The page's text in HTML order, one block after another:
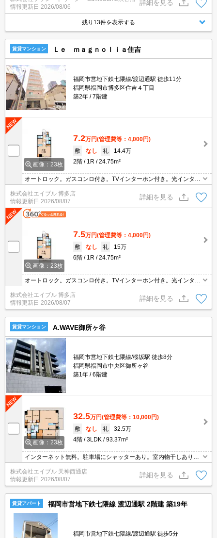
内設備は浴室乾燥機・洗面化粧台などが揃っているので、快適に過
ごしやすいお部屋になります。マンションタイプのお部屋です。
情報更新日 2026/08/06
詳細を見る
残り13件を表示する
賃貸マンション Ｌｅ ｍａｇｎｏｌｉａ住吉
福岡市営地下鉄七隈線/渡辺通駅 徒歩11分
福岡県福岡市博多区住吉４丁目
築2年
7階建
画像：23枚
7.2万円(管理費等：4,000円)
敷
なし 礼
14.4万
2階
1R 24.75m²
オートロック。ガスコンロ付き。TVインターホン付き。光インター
ネット無料使い放題。浴室乾燥機付。
株式会社エイブル 博多店
情報更新日 2026/08/07
詳細を見る
画像：23枚
7.5万円(管理費等：4,000円)
敷
なし 礼
15万
6階
1R 24.75m²
オートロック。ガスコンロ付き。TVインターホン付き。光インター
ネット無料使い放題。浴室乾燥機付。
株式会社エイブル 博多店
情報更新日 2026/08/07
詳細を見る
賃貸マンション A.WAVE御所ヶ谷
福岡市営地下鉄七隈線/桜坂駅 徒歩8分
福岡県福岡市中央区御所ヶ谷
築1年
6階建
画像：23枚
32.5万円(管理費等：10,000円)
敷
なし 礼
32.5万
4階
3LDK 93.37m²
インターネット無料。駐車場にシャッターあり。室内物干しあり。
シューズクローク付き。食器洗浄機付き。シューズインクローゼッ
ト付き。保証委託料※総賃料に対し初回50%（最低2万円）月額
2％。
株式会社エイブル 天神西通店
情報更新日 2026/08/07
詳細を見る
賃貸アパート 福岡市営地下鉄七隈線 渡辺通駅 2階建 築19年
福岡市営地下鉄七隈線/渡辺通駅 徒歩5分